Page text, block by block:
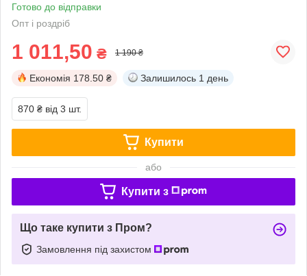
Готово до відправки
Опт і роздріб
1 011,50 ₴ 1 190 ₴
Економія 178.50 ₴ Залишилось 1 день
870 ₴ від 3 шт.
Купити
або
Купити з
Що таке купити з Пром?
Замовлення під захистом